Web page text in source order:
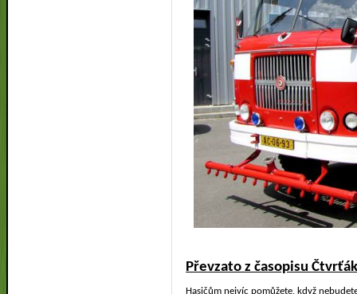
Převzato z časopisu
Hasičům nejvíc pomůžete, když